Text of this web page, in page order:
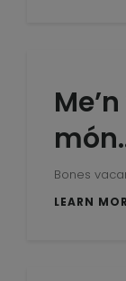
Bones
LEARN